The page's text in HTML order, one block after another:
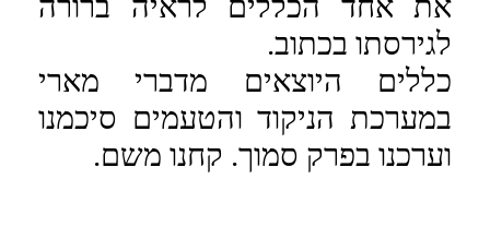
לגירסתו בכתוב.
כללים היוצאים מדברי מארי
במערכת הניקוד והטעמים סיכמנו
וערכנו בפרק סמוך. קחנו משם.